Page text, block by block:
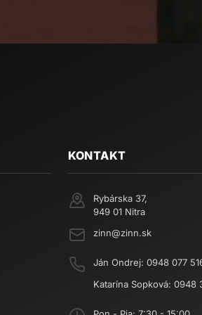
KONTAKT
Rybárska 37,
949 01 Nitra
zinn@zinn.sk
Ján Ondrej: 0948 077
Katarína Sopková: 0948